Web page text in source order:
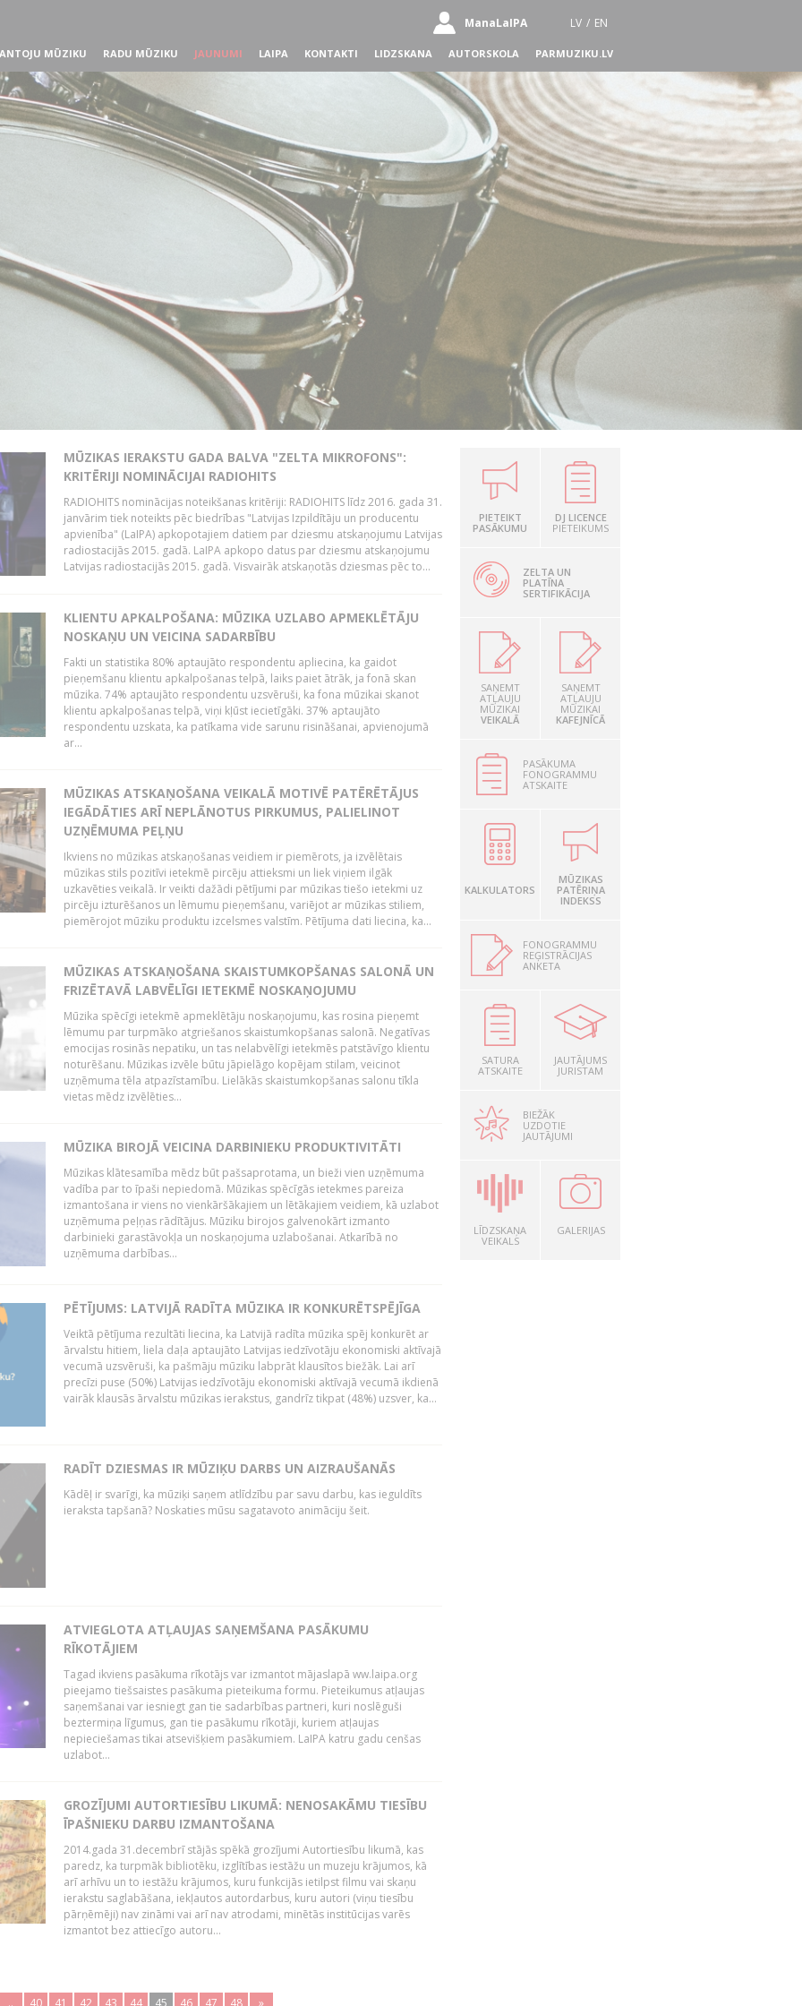
ManaLaIPA LV / EN
MŪZIKU RADU MŪZIKU JAUNUMI LAIPA KONTAKTI LIDZSKANA AUTORSKOLA PARMUZIKU.LV
MŪZIKAS IERAKSTU GADA BALVA "ZELTA MIKROFONS":
KRITĒRIJI NOMINĀCIJAI RADIOHITS
RADIOHITS nominācijas noteikšanas kritēriji: RADIOHITS līdz 2016. gada 31.
janvārim tiek noteikts pēc biedrības "Latvijas Izpildītāju un producentu
apvienība" (LaIPA) apkopotajiem datiem par dziesmu atskaņojumu Latvijas
radiostacijās 2015. gadā. LaIPA apkopo datus par dziesmu atskaņojumu
Latvijas radiostacijās 2015. gadā. Visvairāk atskaņotās dziesmas pēc to...
KLIENTU APKALPOŠANA: MŪZIKA UZLABO APMEKLĒTĀJU
NOSKAŅU UN VEICINA SADARBĪBU
Fakti un statistika 80% aptaujāto respondentu apliecina, ka gaidot
pieņemšanu klientu apkalpošanas telpā, laiks paiet ātrāk, ja fonā skan
mūzika. 74% aptaujāto respondentu uzsvēruši, ka fona mūzikai skanot
klientu apkalpošanas telpā, viņi kļūst iecietīgāki. 37% aptaujāto
respondentu uzskata, ka patīkama vide sarunu risināšanai, apvienojumā
ar...
MŪZIKAS ATSKAŅOŠANA VEIKALĀ MOTIVĒ PATĒRĒTĀJUS
IEGĀDĀTIES ARĪ NEPLĀNOTUS PIRKUMUS, PALIELINOT
UZŅĒMUMA PEĻŅU
Ikviens no mūzikas atskaņošanas veidiem ir piemērots, ja izvēlētais
mūzikas stils pozitīvi ietekmē pircēju attieksmi un liek viņiem ilgāk
uzkavēties veikalā. Ir veikti dažādi pētījumi par mūzikas tiešo ietekmi uz
pircēju izturēšanos un lēmumu pieņemšanu, variējot ar mūzikas stiliem,
piemērojot mūziku produktu izcelsmes valstīm. Pētījuma dati liecina, ka...
MŪZIKAS ATSKAŅOŠANA SKAISTUMKOPŠANAS SALONĀ UN
FRIZĒTAVĀ LABVĒLĪGI IETEKMĒ NOSKAŅOJUMU
Mūzika spēcīgi ietekmē apmeklētāju noskaņojumu, kas rosina pieņemt
lēmumu par turpmāko atgriešanos skaistumkopšanas salonā. Negatīvas
emocijas rosinās nepatiku, un tas nelabvēlīgi ietekmēs patstāvīgo klientu
noturēšanu. Mūzikas izvēle būtu jāpielāgo kopējam stilam, veicinot
uzņēmuma tēla atpazīstamību. Lielākās skaistumkopšanas salonu tīkla
vietas mēdz izvēlēties...
MŪZIKA BIROJĀ VEICINA DARBINIEKU PRODUKTIVITĀTI
Mūzikas klātesamība mēdz būt pašsaprotama, un bieži vien uzņēmuma
vadība par to īpaši nepiedomā. Mūzikas spēcīgās ietekmes pareiza
izmantošana ir viens no vienkāršākajiem un lētākajiem veidiem, kā uzlabot
uzņēmuma peļņas rādītājus. Mūziku birojos galvenokārt izmanto
darbinieki garastāvokļa un noskaņojuma uzlabošanai. Atkarībā no
uzņēmuma darbības...
PĒTĪJUMS: LATVIJĀ RADĪTA MŪZIKA IR KONKURĒTSPĒJĪGA
Veiktā pētījuma rezultāti liecina, ka Latvijā radīta mūzika spēj konkurēt ar
ārvalstu hitiem, liela daļa aptaujāto Latvijas iedzīvotāju ekonomiski aktīvajā
vecumā uzsvēruši, ka pašmāju mūziku labprāt klausītos biežāk. Lai arī
precīzi puse (50%) Latvijas iedzīvotāju ekonomiski aktīvajā vecumā ikdienā
vairāk klausās ārvalstu mūzikas ierakstus, gandrīz tikpat (48%) uzsver, ka...
RADĪT DZIESMAS IR MŪZIĶU DARBS UN AIZRAUŠANĀS
Kādēļ ir svarīgi, ka mūziķi saņem atlīdzību par savu darbu, kas ieguldīts
ieraksta tapšanā? Noskaties mūsu sagatavoto animāciju šeit.
ATVIEGLOTA ATĻAUJAS SAŅEMŠANA PASĀKUMU
RĪKOTĀJIEM
Tagad ikviens pasākuma rīkotājs var izmantot mājaslapā ww.laipa.org
pieejamo tiešsaistes pasākuma pieteikuma formu. Pieteikumus atļaujas
saņemšanai var iesniegt gan tie sadarbības partneri, kuri noslēguši
beztermiņa līgumus, gan tie pasākumu rīkotāji, kuriem atļaujas
nepieciešamas tikai atsevišķiem pasākumiem. LaIPA katru gadu cenšas
uzlabot...
GROZĪJUMI AUTORTIESĪBU LIKUMĀ: NENOSAKĀMU TIESĪBU
ĪPAŠNIEKU DARBU IZMANTOŠANA
2014.gada 31.decembrī stājās spēkā grozījumi Autortiesību likumā, kas
paredz, ka turpmāk bibliotēku, izglītības iestāžu un muzeju krājumos, kā
arī arhīvu un to iestāžu krājumos, kuru funkcijās ietilpst filmu vai skaņu
ierakstu saglabāšana, iekļautos autordarbus, kuru autori (viņu tiesību
pārņēmēji) nav zināmi vai arī nav atrodami, minētās institūcijas varēs
izmantot bez attiecīgo autoru...
.. 40 41 42 43 44 45 46 47 48 »
PIETEIKT
PASĀKUMU
DJ LICENCE
PIETEIKUMS
ZELTA UN
PLATĪNA
SERTIFIKĀCIJA
SAŅEMT
ATĻAUJU
MŪZIKAI
VEIKALĀ
SAŅEMT
ATĻAUJU
MŪZIKAI
KAFEJNĪCĀ
PASĀKUMA
FONOGRAMMU
ATSKAITE
KALKULATORS
MŪZIKAS
PATĒRIŅA
INDEKSS
FONOGRAMMU
REĢISTRĀCIJAS
ANKETA
SATURA
ATSKAITE
JAUTĀJUMS
JURISTAM
BIEŽĀK
UZDOTIE
JAUTĀJUMI
LĪDZSKAŅA
VEIKALS
GALERIJAS